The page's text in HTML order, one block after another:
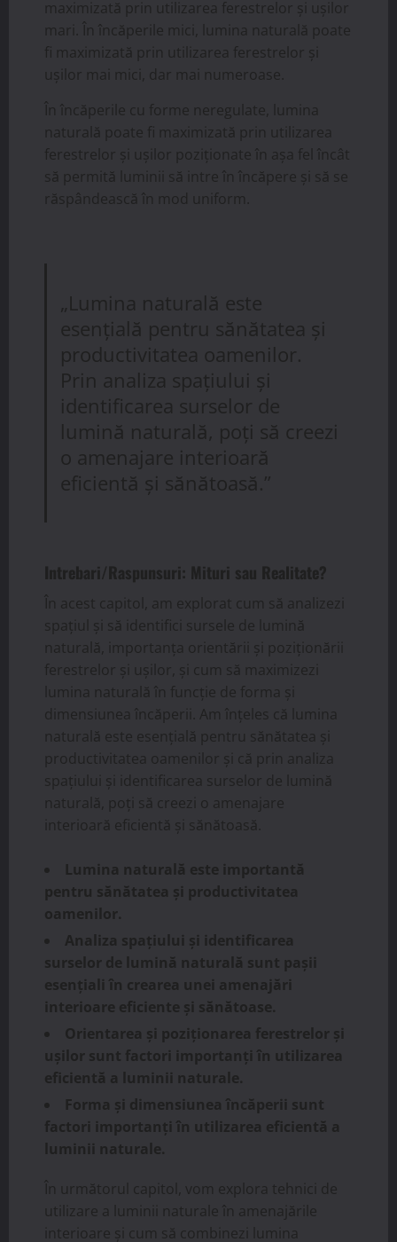
maximizată prin utilizarea ferestrelor și ușilor
mari. În încăperile mici, lumina naturală poate
fi maximizată prin utilizarea ferestrelor și
ușilor mai mici, dar mai numeroase.
În încăperile cu forme neregulate, lumina
naturală poate fi maximizată prin utilizarea
ferestrelor și ușilor poziționate în așa fel încât
să permită luminii să intre în încăpere și să se
răspândească în mod uniform.
„Lumina naturală este
esențială pentru sănătatea și
productivitatea oamenilor.
Prin analiza spațiului și
identificarea surselor de
lumină naturală, poți să creezi
o amenajare interioară
eficientă și sănătoasă.”
Intrebari/Raspunsuri: Mituri sau Realitate?
În acest capitol, am explorat cum să analizezi
spațiul și să identifici sursele de lumină
naturală, importanța orientării și poziționării
ferestrelor și ușilor, și cum să maximizezi
lumina naturală în funcție de forma și
dimensiunea încăperii. Am înțeles că lumina
naturală este esențială pentru sănătatea și
productivitatea oamenilor și că prin analiza
spațiului și identificarea surselor de lumină
naturală, poți să creezi o amenajare
interioară eficientă și sănătoasă.
Lumina naturală este importantă
pentru sănătatea și productivitatea
oamenilor.
Analiza spațiului și identificarea
surselor de lumină naturală sunt pașii
esențiali în crearea unei amenajări
interioare eficiente și sănătoase.
Orientarea și poziționarea ferestrelor și
ușilor sunt factori importanți în utilizarea
eficientă a luminii naturale.
Forma și dimensiunea încăperii sunt
factori importanți în utilizarea eficientă a
luminii naturale.
În următorul capitol, vom explora tehnici de
utilizare a luminii naturale în amenajările
interioare și cum să combinezi lumina